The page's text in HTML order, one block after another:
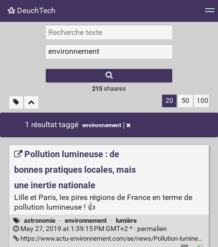
DeuchTech
Nuage de tags Mur d'images
215shaares
20 50 100
1 résultat taggé environnement
Pollution lumineuse : de
bonnes pratiques locales, mais
une inertie nationale
Lille et Paris, les pires régions de France en terme de
pollution lumineuse ! 👍
astronomie · environnement · lumière
May 27, 2019 at 1:39:15 PM GMT+2 * · permalien
https://www.actu-environnement.com/ae/news/Pollution-lumineuse-bonnes-pratiques-locales-inertie-nationale-33496.php4